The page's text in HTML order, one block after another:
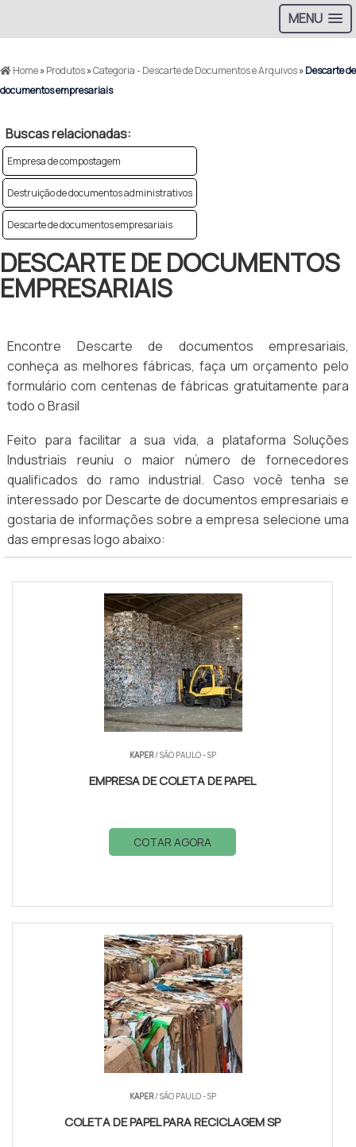
MENU
Home»Produtos»Categoria - Descarte de Documentos e Arquivos»Descarte de
documentos empresariais
Buscas relacionadas:
Empresa de compostagem
Destruição de documentos administrativos
Descarte de documentos empresariais
DESCARTE DE DOCUMENTOS
EMPRESARIAIS
Encontre Descarte de documentos empresariais,
conheça as melhores fábricas, faça um orçamento pelo
formulário com centenas de fábricas gratuitamente para
todo o Brasil
Feito para facilitar a sua vida, a plataforma Soluções
Industriais reuniu o maior número de fornecedores
qualificados do ramo industrial. Caso você tenha se
interessado por Descarte de documentos empresariais e
gostaria de informações sobre a empresa selecione uma
das empresas logo abaixo:
KAPER/ SÃO PAULO - SP
EMPRESA DE COLETA DE PAPEL
COTAR AGORA
KAPER/ SÃO PAULO - SP
COLETA DE PAPEL PARA RECICLAGEM SP